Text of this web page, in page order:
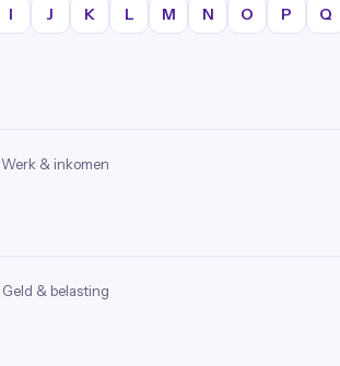
I J K L M N O P Q
Werk & inkomen
Geld & belasting